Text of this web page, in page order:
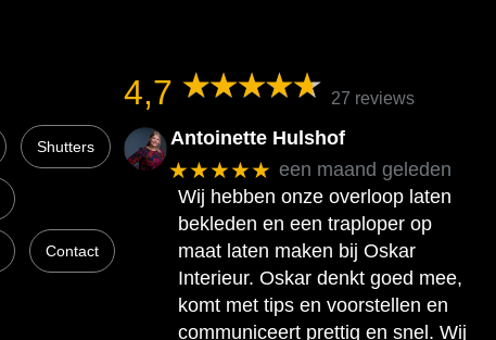
Shutters
Contact
4,7 27 reviews
Antoinette Hulshof
★★★★★ een maand geleden
Wij hebben onze overloop laten
bekleden en een traploper op
maat laten maken bij Oskar
Interieur. Oskar denkt goed mee,
komt met tips en voorstellen en
communiceert prettig en snel. Wij